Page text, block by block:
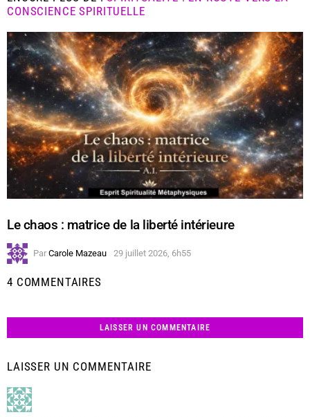
CONSCIENCE SPIRITUELLE
Le chaos : matrice de la liberté intérieure
Par Carole Mazeau 29 juillet 2026, 6h55
4 COMMENTAIRES
LAISSER UN COMMENTAIRE
LAISSER UN COMMENTAIRE